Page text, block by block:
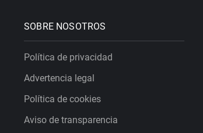
SOBRE NOSOTROS
Política de privacidad
Advertencia legal
Política de cookies
Aviso de transparencia